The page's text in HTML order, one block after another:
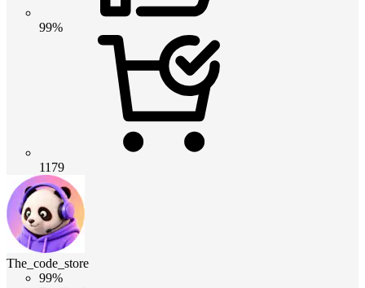
99%
1179
The_code_store
99%